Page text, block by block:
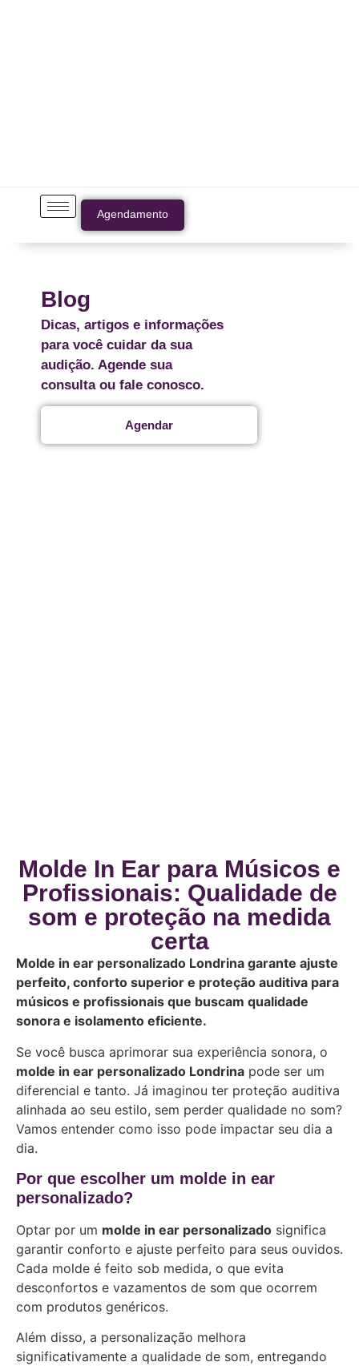
Agendamento
Blog
Dicas, artigos e informações
para você cuidar da sua
audição. Agende sua
consulta ou fale conosco.
Agendar
Molde In Ear para Músicos e
Profissionais: Qualidade de
som e proteção na medida
certa
Molde in ear personalizado Londrina garante ajuste
perfeito, conforto superior e proteção auditiva para
músicos e profissionais que buscam qualidade
sonora e isolamento eficiente.
Se você busca aprimorar sua experiência sonora, o
molde in ear personalizado Londrina pode ser um
diferencial e tanto. Já imaginou ter proteção auditiva
alinhada ao seu estilo, sem perder qualidade no som?
Vamos entender como isso pode impactar seu dia a
dia.
Por que escolher um molde in ear
personalizado?
Optar por um molde in ear personalizado significa
garantir conforto e ajuste perfeito para seus ouvidos.
Cada molde é feito sob medida, o que evita
desconfortos e vazamentos de som que ocorrem
com produtos genéricos.
Além disso, a personalização melhora
significativamente a qualidade de som, entregando